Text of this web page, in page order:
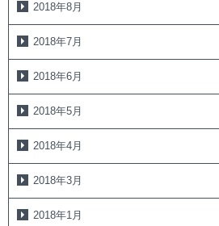
2018年8月
2018年7月
2018年6月
2018年5月
2018年4月
2018年3月
2018年1月